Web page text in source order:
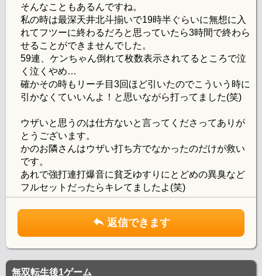
そんなこともあるんですね。
私の時は最深天井北斗揃いで19時半ぐらいに無想に入
れてフツーに終わるだろと思っていたら3時間で終わら
せることができませんでした。
59連、ケンちゃん倒れて枚数表示されてるところで泣
く泣くやめ…
確かその時もリーチ目3回ほど引いたのでこういう時に
引かなくていいんよ！と思いながら打ってました(笑)
ウザいと思うのは仕方ないと言ってくださってありが
とうございます。
かのお隣さんはウザい打ち方でなかったのだけが救い
です。
あれで強打連打爆音に貧乏ゆすりにとどめの異臭など
フルセットだったらキレてましたよ(笑)
返信できます
無双転生後1ゲーム